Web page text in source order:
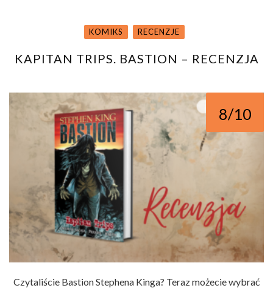
KOMIKS RECENZJE
KAPITAN TRIPS. BASTION – RECENZJA
8/10
Czytaliście Bastion Stephena Kinga? Teraz możecie wybrać